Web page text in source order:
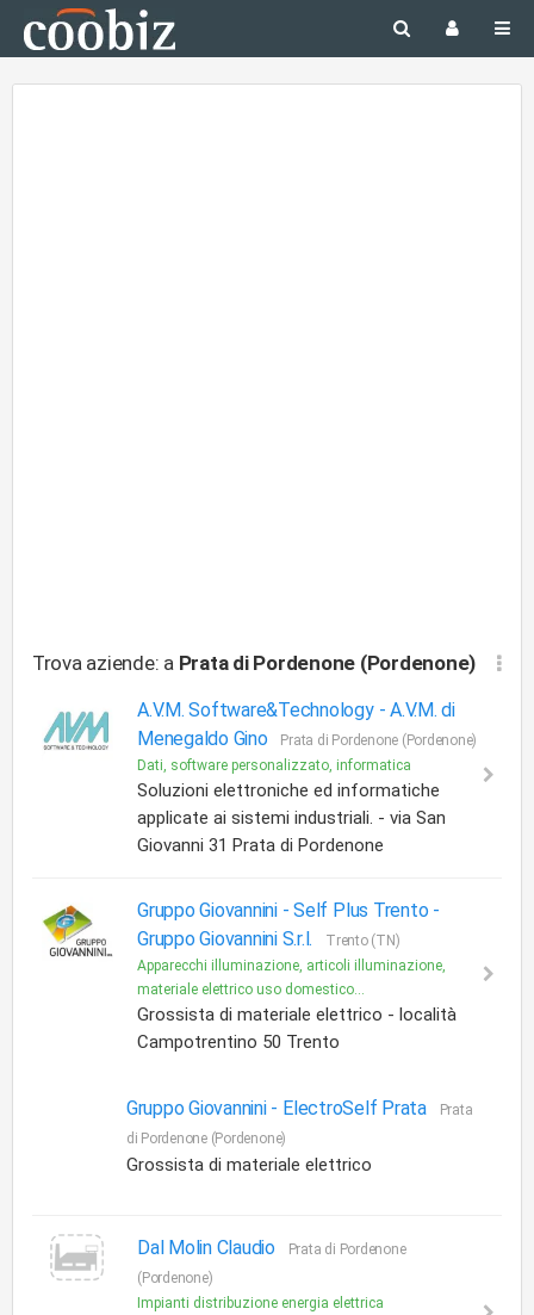
Trova aziende: a Prata di Pordenone (Pordenone)
A.V.M. Software&Technology -A.V.M. di
Menegaldo Gino
Prata di Pordenone (Pordenone)
Dati, software personalizzato, informatica
Soluzioni elettroniche ed informatiche
applicate ai sistemi industriali. - via San
Giovanni 31 Prata di Pordenone
Gruppo Giovannini - Self Plus Trento -
Gruppo Giovannini S.r.l.
Trento (TN)
Apparecchi illuminazione, articoli illuminazione,
materiale elettrico uso domestico...
Grossista di materiale elettrico - località
Campotrentino 50 Trento
Gruppo Giovannini - ElectroSelf Prata
Prata
di Pordenone (Pordenone)
Grossista di materiale elettrico
Dal Molin Claudio
Prata di Pordenone
(Pordenone)
Impianti distribuzione energia elettrica